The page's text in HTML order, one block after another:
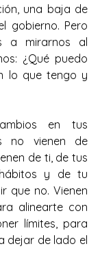
una baja de
gobierno. Pero
a mirarnos al
¿Qué puedo
lo que tengo y
en tus
no vienen de
de ti, de tus
y de tu
que no. Vienen
alinearte con
límites, para
dejar de lado el